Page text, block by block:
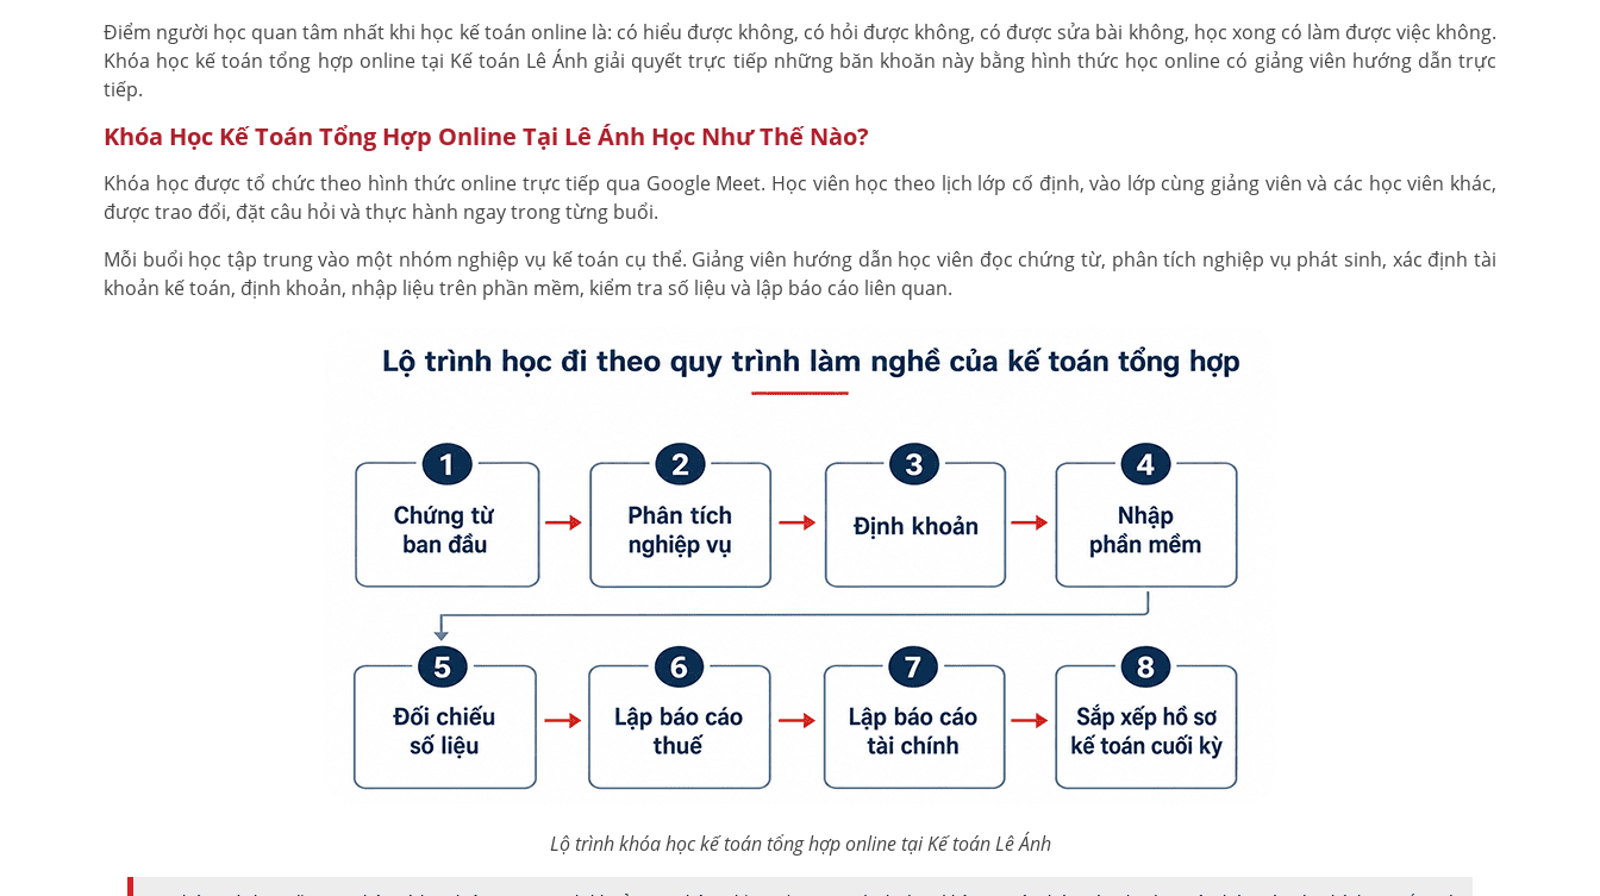
Điểm người học quan tâm nhất khi học kế toán online là: có hiểu được không, có hỏi được không, có được sửa bài không, học xong có làm được việc không.
Khóa học kế toán tổng hợp online tại Kế toán Lê Ánh giải quyết trực tiếp những băn khoăn này bằng hình thức học online có giảng viên hướng dẫn trực
tiếp.
Khóa Học Kế Toán Tổng Hợp Online Tại Lê Ánh Học Như Thế Nào?
Khóa học được tổ chức theo hình thức online trực tiếp qua Google Meet. Học viên học theo lịch lớp cố định, vào lớp cùng giảng viên và các học viên khác,
được trao đổi, đặt câu hỏi và thực hành ngay trong từng buổi.
Mỗi buổi học tập trung vào một nhóm nghiệp vụ kế toán cụ thể. Giảng viên hướng dẫn học viên đọc chứng từ, phân tích nghiệp vụ phát sinh, xác định tài
khoản kế toán, định khoản, nhập liệu trên phần mềm, kiểm tra số liệu và lập báo cáo liên quan.
Lộ trình khóa học kế toán tổng hợp online tại Kế toán Lê Ánh